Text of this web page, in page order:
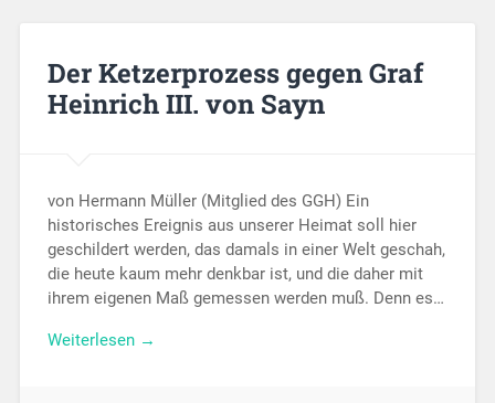
Der Ketzerprozess gegen Graf
Heinrich III. von Sayn
von Hermann Müller (Mitglied des GGH) Ein
historisches Ereignis aus unserer Heimat soll hier
geschildert werden, das damals in einer Welt geschah,
die heute kaum mehr denkbar ist, und die daher mit
ihrem eigenen Maß gemessen werden muß. Denn es…
Weiterlesen →